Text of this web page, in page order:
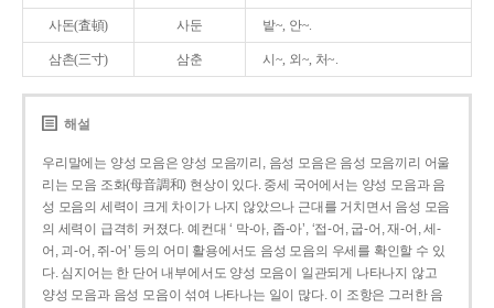
사돈(査頓) 사둔 밭~, 안~.
삼촌(三寸) 삼춘 시~, 외~, 처~.
해설
우리말에는 양성 모음은 양성 모음끼리, 음성 모음은 음성 모음끼리 어울
리는 모음 조화(母音調和) 현상이 있다. 중세 국어에서는 양성 모음과 음
성 모음의 세력이 크게 차이가 나지 않았으나 근대를 거치면서 음성 모음
의 세력이 급격히 커졌다. 예컨대 ‘ 막-아, 좁-아’, ‘접-어, 굽-어, 재-어, 세-
어, 괴-어, 쥐-어’ 등의 어미 활용에서도 음성 모음의 우세를 확인할 수 있
다. 심지어는 한 단어 내부에서도 양성 모음이 일관되게 나타나지 않고
양성 모음과 음성 모음이 섞여 나타나는 일이 많다. 이 조항은 그러한 음